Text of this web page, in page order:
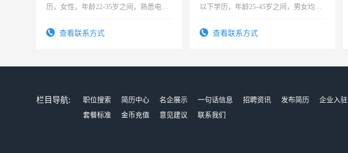
历，女性，年龄22-35岁之间，熟悉电脑
试用期1-3个月，转正后交纳五险，
查看联系方式
以下学历，年龄25-45岁之间，男女均
表或者有医学资质的优先，底薪+绩效，
查看联系方式
栏目导航: 职位搜索 简历中心 名企展示 一句话信息 招聘资讯 发布简历 企业入驻
套餐标准
金币充值 意见建议 联系我们